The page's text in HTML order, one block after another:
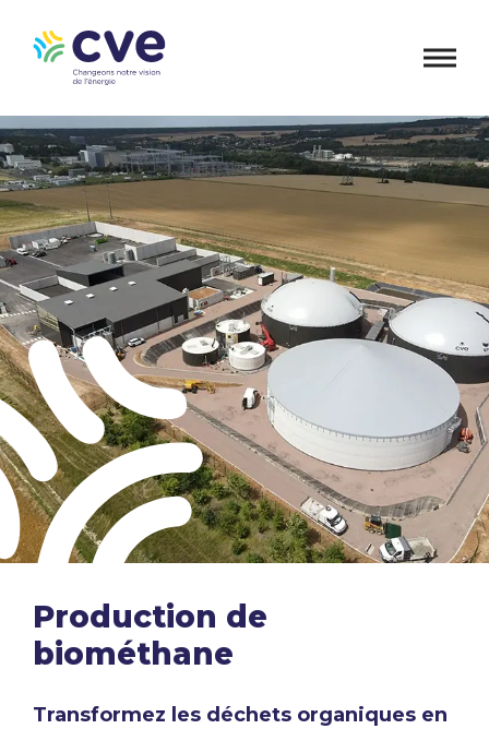
Production de
biométhane
Transformez les déchets organiques en